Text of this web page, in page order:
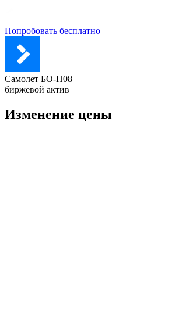
Попробовать бесплатно
Самолет БО-П08
биржевой актив
Изменение цены